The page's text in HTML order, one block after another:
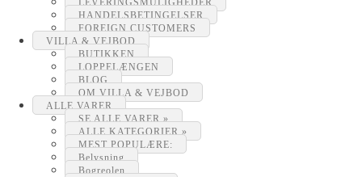
LEVERINGSMULIGHEDER
HANDELSBETINGELSER
FOREIGN CUSTOMERS
VILLA & VEJBOD
BUTIKKEN
LOPPELÆNGEN
BLOG
OM VILLA & VEJBOD
ALLE VARER
SE ALLE VARER »
ALLE KATEGORIER »
MEST POPULÆRE:
Belysning
Bogreolen